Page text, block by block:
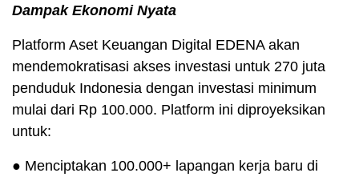
Dampak Ekonomi Nyata
Platform Aset Keuangan Digital EDENA akan
mendemokratisasi akses investasi untuk 270 juta
penduduk Indonesia dengan investasi minimum
mulai dari Rp 100.000. Platform ini diproyeksikan
untuk:
● Menciptakan 100.000+ lapangan kerja baru di